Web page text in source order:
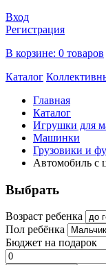
Вход
Регистрация
В корзине: 0 товаров
Каталог
Главная
Каталог
Игрушки для
Машинки
Грузовики и
Автомобиль с
Выбрать
Возраст ребенка
Пол ребёнка
Бюджет на подарок